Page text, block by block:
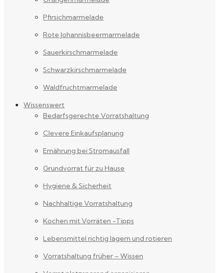
Pfirsichmarmelade
Rote Johannisbeermarmelade
Sauerkirschmarmelade
Schwarzkirschmarmelade
Waldfruchtmarmelade
Wissenswert
Bedarfsgerechte Vorratshaltung
Clevere Einkaufsplanung
Ernährung bei Stromausfall
Grundvorrat für zu Hause
Hygiene & Sicherheit
Nachhaltige Vorratshaltung
Kochen mit Vorräten -Tipps
Lebensmittel richtig lagern und rotieren
Vorratshaltung früher – Wissen